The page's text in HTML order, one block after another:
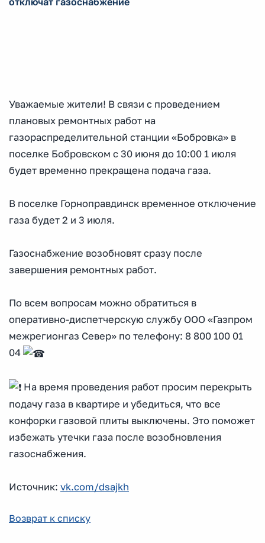
Уважаемые жители! В связи с проведением
плановых ремонтных работ на
газораспределительной станции «Бобровка» в
поселке Бобровском с 30 июня до 10:00 1 июля
будет временно прекращена подача газа.
В поселке Горноправдинск временное отключение
газа будет 2 и 3 июля.
Газоснабжение возобновят сразу после
завершения ремонтных работ.
По всем вопросам можно обратиться в
оперативно-диспетчерскую службу ООО «Газпром
межрегионгаз Север» по телефону: 8 800 100 01
04
На время проведения работ просим перекрыть
подачу газа в квартире и убедиться, что все
конфорки газовой плиты выключены. Это поможет
избежать утечки газа после возобновления
газоснабжения.
Источник: vk.com/dsajkh
Возврат к списку